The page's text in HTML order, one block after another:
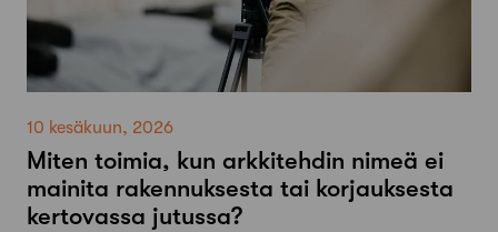
10 kesäkuun, 2026
Miten toimia, kun arkkitehdin nimeä ei
mainita rakennuksesta tai korjauksesta
kertovassa jutussa?